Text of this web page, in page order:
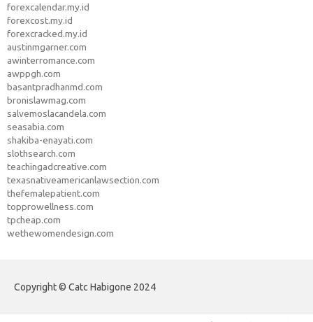
forexcalendar.my.id
forexcost.my.id
forexcracked.my.id
austinmgarner.com
awinterromance.com
awppgh.com
basantpradhanmd.com
bronislawmag.com
salvemoslacandela.com
seasabia.com
shakiba-enayati.com
slothsearch.com
teachingadcreative.com
texasnativeamericanlawsection.com
thefemalepatient.com
topprowellness.com
tpcheap.com
wethewomendesign.com
Copyright © Catc Habigone 2024